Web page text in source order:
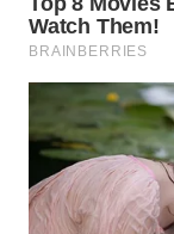
MKLI
LPKKI
LKKI